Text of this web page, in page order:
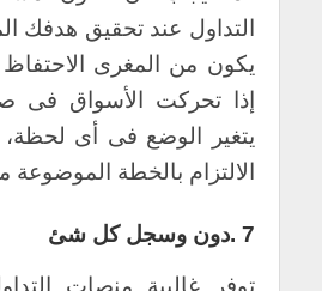
التداول عند تحقيق هدفك
يكون من المغرى الاحتفاظ
إذا تحركت الأسواق فى
يتغير الوضع فى أى
الالتزام بالخطة الموضوعة
7 .دون وسجل كل شئ